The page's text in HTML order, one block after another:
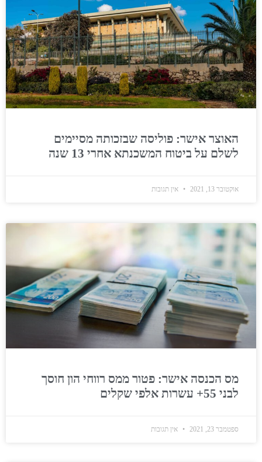
האוצר אישר: פוליסה שבזכותה מסיימים
לשלם על ביטוח המשכנתא אחרי 13 שנה
אוקטובר 13, 2021 אין תגובות
מס הכנסה אישר: פטור ממס רווחי הון חוסך
לבני 55+ עשרות אלפי שקלים
ספטמבר 23, 2021 אין תגובות